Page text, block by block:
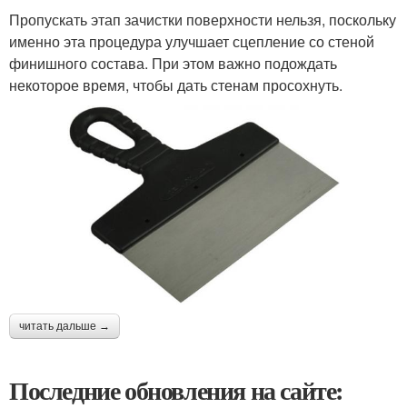
Пропускать этап зачистки поверхности нельзя, поскольку
именно эта процедура улучшает сцепление со стеной
финишного состава. При этом важно подождать
некоторое время, чтобы дать стенам просохнуть.
читать дальше →
Последние обновления на сайте: